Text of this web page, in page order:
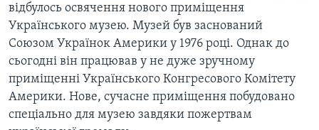
ЗДОРОВ'Я
КУЛЬТУРА
СУСПІЛЬСТВО
ЕКОНОМІКА
ІСТОРІЇ УСПІХУ УКРАЇНЦІВ
ІНТЕРВ'Ю
БОРОТЬБА З ДЕЗІНФОРМАЦІЄЮ
ВІДЕО
ТЕЛЕПРОГРАМИ
ЧАС-TIME
ENGLISH
відбулось освячення нового приміщення
Українського музею. Музей був заснований
Союзом Українок Америки у 1976 році. Однак до
сьогодні вiн працював у не дуже зручному
приміщенні Українського Конгресового Комітету
Америки. Нове, сучасне приміщення побудовано
спеціально для музею завдяки пожертвам